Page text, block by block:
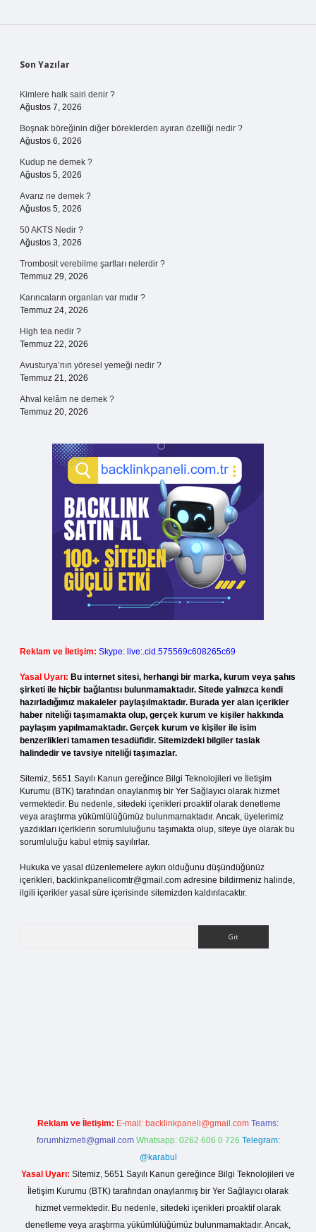
Sidebar
Son Yazılar
Kimlere halk sairi denir ?
Ağustos 7, 2026
Boşnak böreğinin diğer böreklerden ayıran özelliği nedir ?
Ağustos 6, 2026
Kudup ne demek ?
Ağustos 5, 2026
Avarız ne demek ?
Ağustos 5, 2026
50 AKTS Nedir ?
Ağustos 3, 2026
Trombosit verebilme şartları nelerdir ?
Temmuz 29, 2026
Karıncaların organları var mıdır ?
Temmuz 24, 2026
High tea nedir ?
Temmuz 22, 2026
Avusturya’nın yöresel yemeği nedir ?
Temmuz 21, 2026
Ahval kelâm ne demek ?
Temmuz 20, 2026
Reklam ve İletişim: Skype: live:.cid.575569c608265c69
Yasal Uyarı: Bu internet sitesi, herhangi bir marka, kurum veya şahıs
şirketi ile hiçbir bağlantısı bulunmamaktadır. Sitede yalnızca kendi
hazırladığımız makaleler paylaşılmaktadır. Burada yer alan içerikler
haber niteliği taşımamakta olup, gerçek kurum ve kişiler hakkında
paylaşım yapılmamaktadır. Gerçek kurum ve kişiler ile isim
benzerlikleri tamamen tesadüfidir. Sitemizdeki bilgiler taslak
halindedir ve tavsiye niteliği taşımazlar.
Sitemiz, 5651 Sayılı Kanun gereğince Bilgi Teknolojileri ve İletişim
Kurumu (BTK) tarafından onaylanmış bir Yer Sağlayıcı olarak hizmet
vermektedir. Bu nedenle, sitedeki içerikleri proaktif olarak denetleme
veya araştırma yükümlülüğümüz bulunmamaktadır. Ancak, üyelerimiz
yazdıkları içeriklerin sorumluluğunu taşımakta olup, siteye üye olarak bu
sorumluluğu kabul etmiş sayılırlar.
Hukuka ve yasal düzenlemelere aykırı olduğunu düşündüğünüz
içerikleri, backlinkpanelicomtr@gmail.com adresine bildirmeniz halinde,
ilgili içerikler yasal süre içerisinde sitemizden kaldırılacaktır.
Reklam ve İletişim: E-mail: backlinkpaneli@gmail.com Teams:
forumhizmeti@gmail.com Whatsapp: 0262 606 0 726 Telegram:
@karabul
Yasal Uyarı: Sitemiz, 5651 Sayılı Kanun gereğince Bilgi Teknolojileri ve
İletişim Kurumu (BTK) tarafından onaylanmış bir Yer Sağlayıcı olarak
hizmet vermektedir. Bu nedenle, sitedeki içerikleri proaktif olarak
denetleme veya araştırma yükümlülüğümüz bulunmamaktadır. Ancak,